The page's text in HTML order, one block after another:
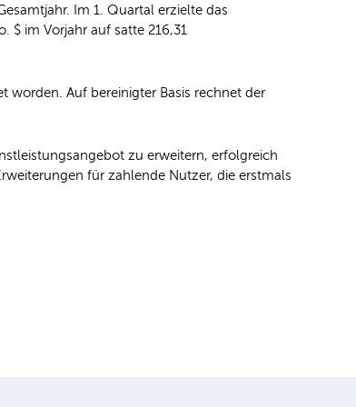
Im 1. Quartal erzielte das
$ im Vorjahr auf satte 216,31
worden. Auf bereinigter Basis rechnet der
zu erweitern, erfolgreich
für zahlende Nutzer, die erstmals